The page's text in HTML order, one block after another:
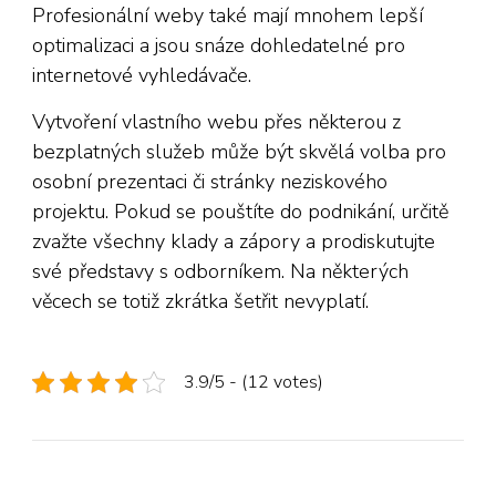
Profesionální weby také mají mnohem lepší
optimalizaci a jsou snáze dohledatelné pro
internetové vyhledávače.
Vytvoření vlastního webu přes některou z
bezplatných služeb může být skvělá volba pro
osobní prezentaci či stránky neziskového
projektu. Pokud se pouštíte do podnikání, určitě
zvažte všechny klady a zápory a prodiskutujte
své představy s odborníkem. Na některých
věcech se totiž zkrátka šetřit nevyplatí.
3.9/5 - (12 votes)